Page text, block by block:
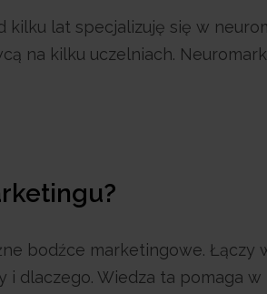
kilku lat specjalizuję się w
na kilku uczelniach.
bodźce marketingowe. Łączy
i dlaczego. Wiedza ta pomaga